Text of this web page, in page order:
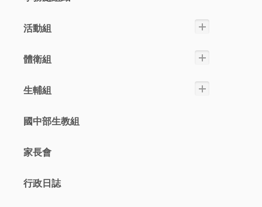
活動組
體衛組
生輔組
國中部生教組
家長會
行政日誌